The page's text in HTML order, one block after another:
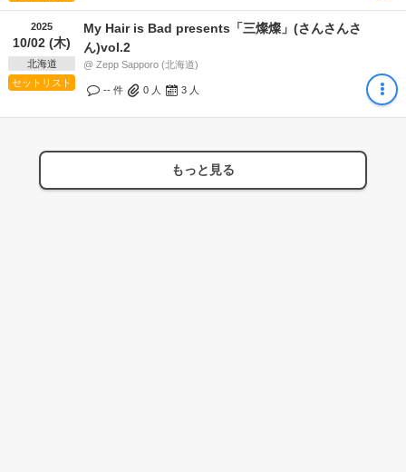
2025
10/02 (木)
北海道
セットリスト
My Hair is Bad presents「三燦燦」(さんさんさ
ん)vol.2
@ Zepp Sapporo (北海道)
-- 件 0 人 3 人
もっと見る